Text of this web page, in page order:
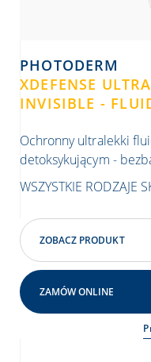
PHOTODERM
XDEFENSE
INVISIBLE -
Ochronny ultralekki
detoksykującym -
WSZYSTKIE RODZAJE
ZOBACZ PRODUKT
ZAMÓW ONLINE